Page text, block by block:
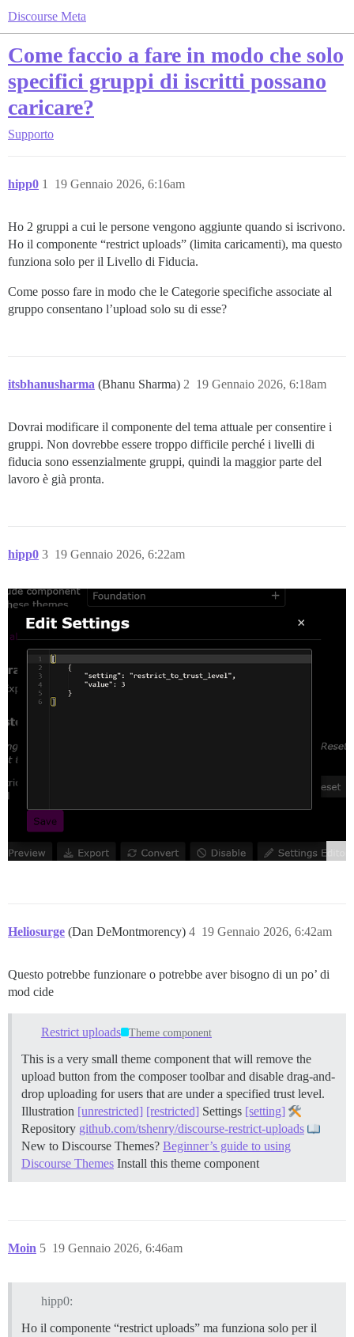
Discourse Meta
Come faccio a fare in modo che solo
specifici gruppi di iscritti possano
caricare?
Supporto
hipp0 19 Gennaio 2026, 6:16am
1
Ho 2 gruppi a cui le persone vengono aggiunte quando si iscrivono.
Ho il componente “restrict uploads” (limita caricamenti), ma questo
funziona solo per il Livello di Fiducia.
Come posso fare in modo che le Categorie specifiche associate al
gruppo consentano l’upload solo su di esse?
itsbhanusharma (Bhanu Sharma) 19 Gennaio 2026, 6:18am
2
Dovrai modificare il componente del tema attuale per consentire i
gruppi. Non dovrebbe essere troppo difficile perché i livelli di
fiducia sono essenzialmente gruppi, quindi la maggior parte del
lavoro è già pronta.
hipp0 19 Gennaio 2026, 6:22am
3
Heliosurge (Dan DeMontmorency) 19 Gennaio 2026, 6:42am
4
Questo potrebbe funzionare o potrebbe aver bisogno di un po’ di
mod cide
Restrict uploads Theme component
This is a very small theme component that will remove the
upload button from the composer toolbar and disable drag-and-
drop uploading for users that are under a specified trust level.
Illustration [unrestricted] [restricted] Settings [setting]
Repository github.com/tshenry/discourse-restrict-uploads
New to Discourse Themes? Beginner’s guide to using
Discourse Themes Install this theme component
Moin 19 Gennaio 2026, 6:46am
5
hipp0:
Ho il componente “restrict uploads” ma funziona solo per il